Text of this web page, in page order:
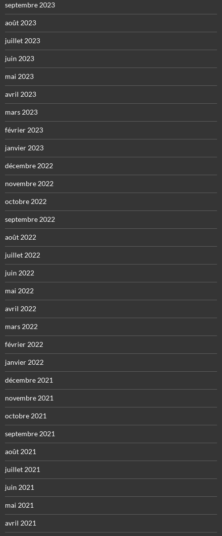
septembre 2023
août 2023
juillet 2023
juin 2023
mai 2023
avril 2023
mars 2023
février 2023
janvier 2023
décembre 2022
novembre 2022
octobre 2022
septembre 2022
août 2022
juillet 2022
juin 2022
mai 2022
avril 2022
mars 2022
février 2022
janvier 2022
décembre 2021
novembre 2021
octobre 2021
septembre 2021
août 2021
juillet 2021
juin 2021
mai 2021
avril 2021